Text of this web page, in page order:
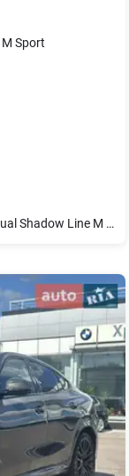
M Sport
Пакет "M Sport Pro" Дизайн фар BMW Individual Shadow Line М полоски безопасности M Sport тормоза с красными суппортами BMW Individual обработка кузова 'High - gloss Shadow Line' с расширенным содержанием M спортивный звук выхлопной системы Пакет 'Comfort' Подогрев передних и задних сидений Передний пакет подогрева Термостакан Украинский пакет (Ukrainian package) Протиугонная система со сканером салона Автоматические доводчики дверей Солнцезащитное остекление Велюровые коврики Активная вентиляция передних сидений Комфортные передние сиденья Адаптивные светодиодные фары Акустическая система 'Harman Kardon' Болты-секретки для колес Индикатор давления в шинах Адаптивная пневматическая подвеска Решетка радиатора BMW 'Iconig Glow' Акустическое остекление Отделка 'CraftedClarity' Driving Assistant Помощь при парковке Professional Интеллектуальный экстренный вызов Teleservices ConnectedDrive Services Пакет Connected безлимитный Беспроводная зарядка с охлаждением устройства